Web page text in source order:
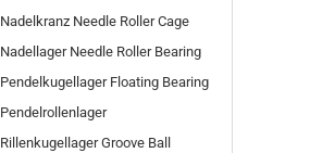
Nadelkranz Needle Roller Cage
Nadellager Needle Roller Bearing
Pendelkugellager Floating Bearing
Pendelrollenlager
Rillenkugellager Groove Ball